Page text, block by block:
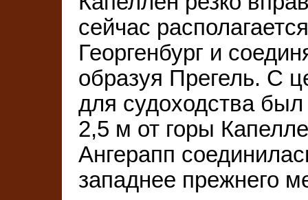
сейчас
Георгенбург и
образуя Прегель. С
для судоходства
2,5 м от горы
Ангерапп
западнее прежнего